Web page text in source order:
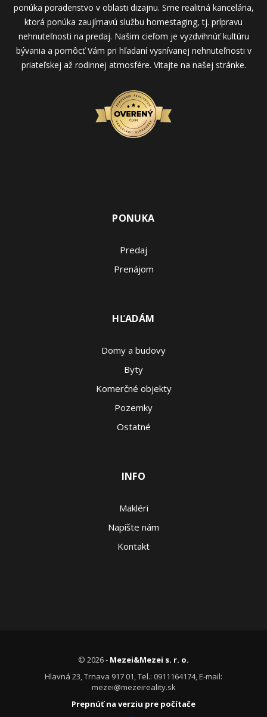
ponúka poradenstvo v oblasti dizajnu. Sme realitná kancelária,
ktorá ponúka zaujímavú službu homestaging, tj. prípravu
nehnuteľnosti na predaj. Našim cieľom je vyzdvihnúť kultúru
bývania a pomôcť Vám pri hľadaní vysnívanej nehnuteľnosti v
priateľskej až rodinnej atmosfére. Vitajte na našej stránke.
PONUKA
Predaj
Prenájom
HĽADÁM
Domy a budovy
Byty
Komerčné objekty
Pozemky
Ostatné
INFO
Makléri
Napíšte nám
Kontakt
© 2026 - Mezei&Mezei s. r. o.
Hlavná 23, Trnava 917 01, Tel.: 0911164174, E-mail:
mezei@mezeireality.sk
Prepnúť na verziu pre počítače